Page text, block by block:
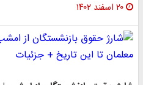
۲۰ اسفند ۱۴۰۲